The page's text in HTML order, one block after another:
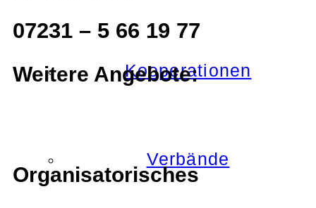
Kooperationen
Verbände
07231 – 5 66 19 77
Weitere Angebote:
Organisatorisches